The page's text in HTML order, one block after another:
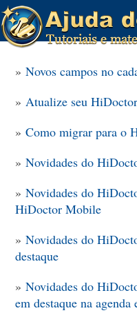
» Novos campos no
» Atualize seu
» Como migrar para o
» Novidades do
» Novidades do
HiDoctor Mobile
» Novidades do
destaque
» Novidades do
em destaque na